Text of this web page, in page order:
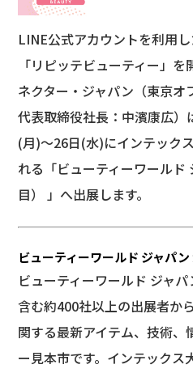
LINE公式アカウントを利用
「リピッテビューティー」
ネクター・ジャパン​​（東京オ
代表取締役社長：中濱康広）
(月)〜26日(水)にインテック
れる「ビューティーワールド
目） 」へ出展します。
ビューティーワールド ジャパ
ビューティーワールド ジャ
含む約400社以上の出展者か
関する最新アイテム、技術、
ー見本市です。インテックス